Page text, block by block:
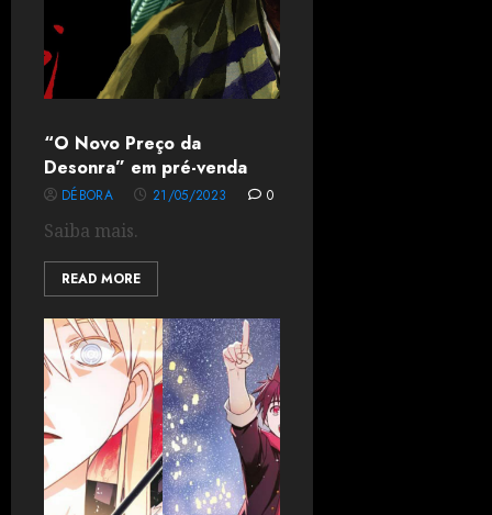
“O Novo Preço da
Desonra” em pré-venda
DÉBORA 21/05/2023 0
Saiba mais.
READ MORE